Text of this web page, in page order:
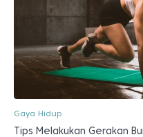
Gaya Hidup
Tips Melakukan Gerakan